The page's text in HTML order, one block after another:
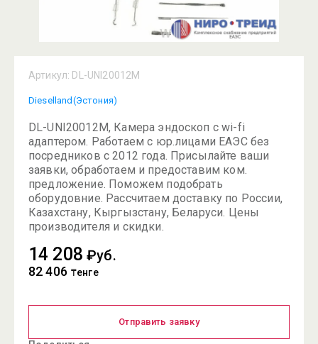
Артикул: DL-UNI20012M
Dieselland(Эстония)
DL-UNI20012M, Камера эндоскоп с wi-fi
адаптером. Работаем с юр.лицами ЕАЭС без
посредников с 2012 года. Присылайте ваши
заявки, обработаем и предоставим ком.
предложение. Поможем подобрать
оборудовние. Рассчитаем доставку по России,
Казахстану, Кыргызстану, Беларуси. Цены
производителя и скидки.
14 208 ₽уб.
82 406 ₸енге
Отправить заявку